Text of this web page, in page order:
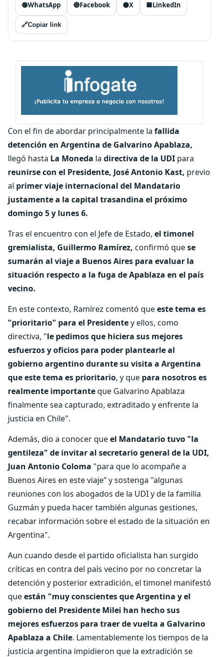
🟢WhatsApp 🔵Facebook ⚫X 🟦LinkedIn
🔗Copiar link
Con el fin de abordar principalmente la fallida
detención en Argentina de Galvarino Apablaza,
llegó hasta La Moneda la directiva de la UDI para
reunirse con el Presidente, José Antonio Kast, previo
al primer viaje internacional del Mandatario
justamente a la capital trasandina el próximo
domingo 5 y lunes 6.
Tras el encuentro con el Jefe de Estado, el timonel
gremialista, Guillermo Ramírez, confirmó quese
sumarán al viaje a Buenos Aires para evaluar la
situación respecto a la fuga de Apablaza en el país
vecino.
En este contexto, Ramírez comentó queeste tema es
"prioritario" para el Presidentey ellos, como
directiva, "le pedimos que hiciera sus mejores
esfuerzos y oficios para poder plantearle al
gobierno argentino durante su visita a Argentina
que este tema es prioritario, y que para nosotros es
realmente importanteque Galvarino Apablaza
finalmente sea capturado, extraditado y enfrente la
justicia en Chile".
Además, dio a conocer queel Mandatario tuvo "la
gentileza" de invitar al secretario general de la UDI,
Juan Antonio Coloma "para que lo acompañe a
Buenos Aires en este viaje” y sostenga "algunas
reuniones con los abogados de la UDI y de la familia
Guzmán y pueda hacer también algunas gestiones,
recabar información sobre el estado de la situación en
Argentina".
Aun cuando desde el partido oficialista han surgido
críticas en contra del país vecino por no concretar la
detención y posterior extradición, el timonel manifestó
queestán "muy conscientes que Argentina y el
gobierno del Presidente Milei han hecho sus
mejores esfuerzos para traer de vuelta a Galvarino
Apablaza a Chile. Lamentablemente los tiempos de la
justicia argentina impidieron que la extradición se